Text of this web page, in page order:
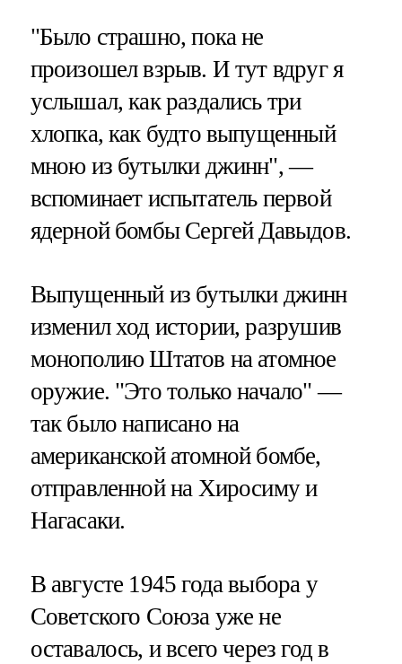
"Было страшно, пока не
произошел взрыв. И тут вдруг я
услышал, как раздались три
хлопка, как будто выпущенный
мною из бутылки джинн", —
вспоминает испытатель первой
ядерной бомбы Сергей Давыдов.
Выпущенный из бутылки джинн
изменил ход истории, разрушив
монополию Штатов на атомное
оружие. "Это только начало" —
так было написано на
американской атомной бомбе,
отправленной на Хиросиму и
Нагасаки.
В августе 1945 года выбора у
Советского Союза уже не
оставалось, и всего через год в